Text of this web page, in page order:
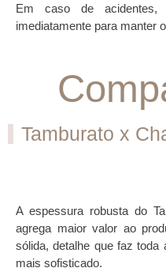
Em caso de
imediatamente para manter
Tamburato x
A espessura robusta do
agrega maior valor ao
sólida, detalhe que faz toda
mais sofisticado.